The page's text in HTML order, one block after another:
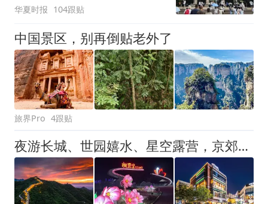
长
华夏时报 104跟贴
中国景区，别再倒贴老外了
旅界Pro 4跟贴
夜游长城、世园嬉水、星空露营，京郊夏夜“微度假”火了